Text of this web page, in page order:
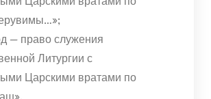
— право служения
Литургии с
Царскими вратами по